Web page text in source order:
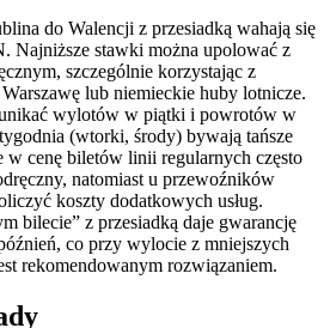
do Walencji z przesiadką wahają się
Najniższe stawki można upolować z
szczególnie korzystając z
Warszawę lub niemieckie huby lotnicze.
wylotów w piątki i powrotów w
(wtorki, środy) bywają tańsze
w cenę biletów linii regularnych często
natomiast u przewoźników
koszty dodatkowych usług.
bilecie” z przesiadką daje gwarancję
co przy wylocie z mniejszych
rekomendowanym rozwiązaniem.